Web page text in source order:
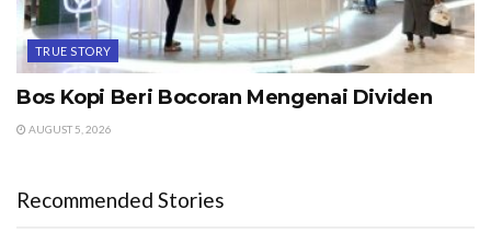
TRUE STORY
Bos Kopi Beri Bocoran Mengenai Dividen
AUGUST 5, 2026
Recommended Stories